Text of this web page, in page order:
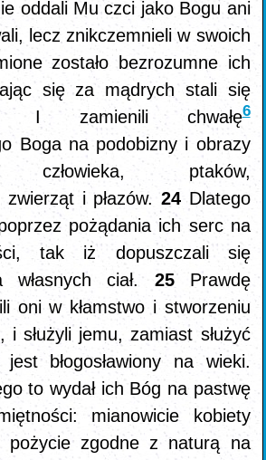
oddali Mu czci jako Bogu ani
lecz znikczemnieli w swoich
zostało bezrozumne ich
się za mądrych stali się
I zamienili chwałę6
Boga na podobizny i obrazy
człowieka, ptaków,
i płazów. 24Dlatego
pożądania ich serc na
tak iż dopuszczali się
własnych ciał. 25 Prawdę
oni w kłamstwo i stworzeniu
i służyli jemu, zamiast służyć
błogosławiony na wieki.
to wydał ich Bóg na pastwę
mianowicie kobiety
pożycie zgodne z naturą na